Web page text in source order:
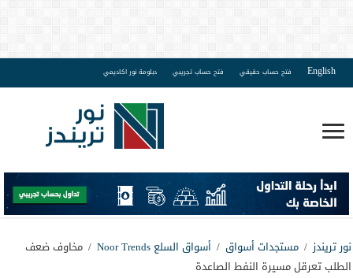
English فتح حساب حقيقي فتح حساب تجريبي دبلومة نور اكاديمي
نور تريندز / مستجدات أسواق / أسواق السلع Noor Trends / مخاوف ضعف
الطلب تعرقل مسيرة النفط الصاعدة